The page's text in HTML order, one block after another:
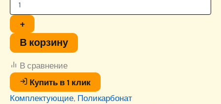
UP
20
мм
для
+
В корзину
В сравнение
Купить в 1 клик
Комплектующие, Поликарбонат